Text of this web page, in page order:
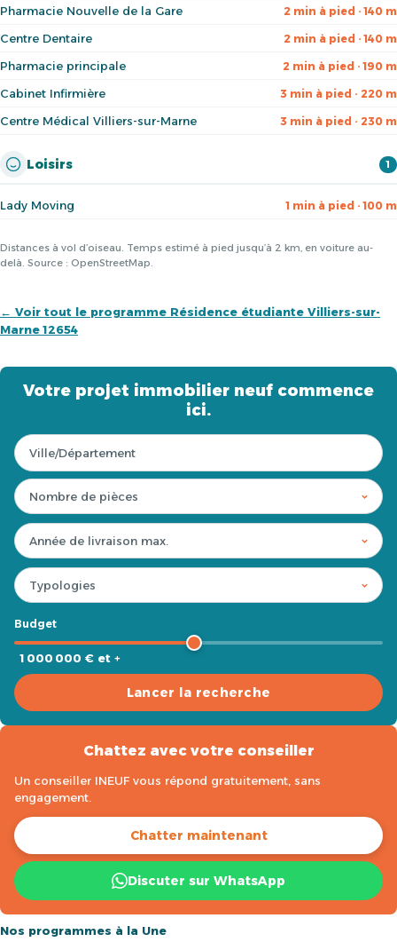
Pharmacie Nouvelle de la Gare 2 min à pied · 140 m
Centre Dentaire 2 min à pied · 140 m
Pharmacie principale 2 min à pied · 190 m
Cabinet Infirmière 3 min à pied · 220 m
Centre Médical Villiers-sur-Marne 3 min à pied · 230 m
Loisirs 1
Lady Moving 1 min à pied · 100 m
Distances à vol d’oiseau. Temps estimé à pied jusqu’à 2 km, en voiture au-
delà. Source : OpenStreetMap.
← Voir tout le programme Résidence étudiante Villiers-sur-
Marne 12654
Votre projet immobilier neuf commence
ici.
Budget
1 000 000 € et +
Lancer la recherche
Chattez avec votre conseiller
Un conseiller INEUF vous répond gratuitement, sans
engagement.
Chatter maintenant
Discuter sur WhatsApp
Nos programmes à la Une